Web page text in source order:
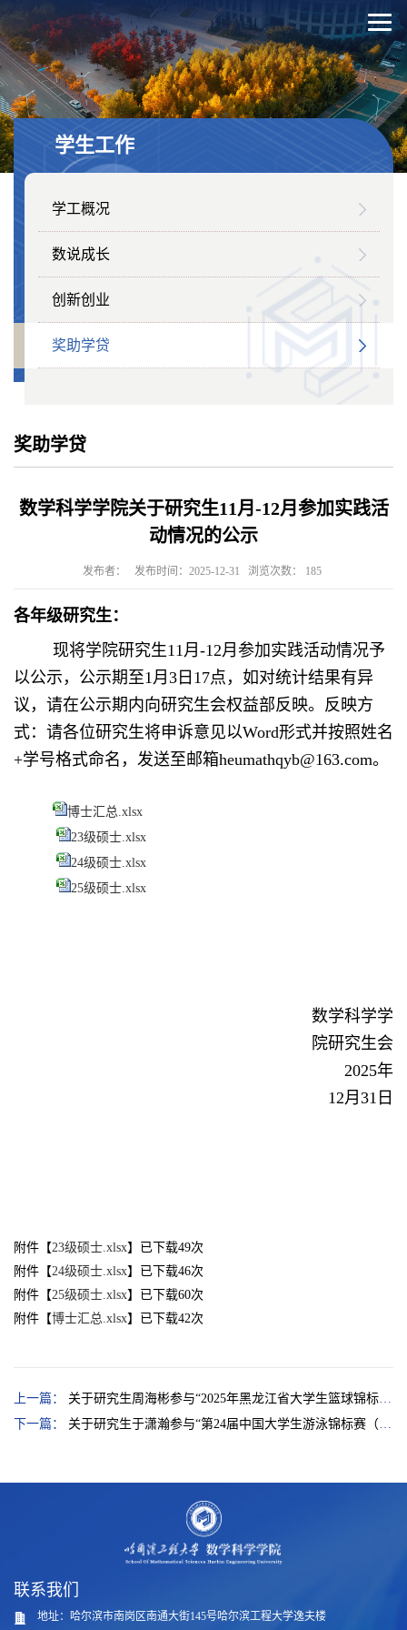
学生工作
学工概况
数说成长
创新创业
奖助学贷
奖助学贷
数学科学学院关于研究生11月-12月参加实践活
动情况的公示
发布者： 发布时间：2025-12-31 浏览次数： 185
各年级研究生：
现将学院研究生11月-12月参加实践活动情况予
以公示，公示期至1月 3 日 17点，如对统计结果有异
议，请在公示期内向研究生会权益部反映。反映方
式：请各位研究生将申诉意见以Word形式并按照姓名
+学号格式命名，发送至邮箱heumathqyb@163.com。
博士汇总.xlsx
23级硕士.xlsx
24级硕士.xlsx
25级硕士.xlsx
数学科学学
院研究生会
2025年
12月 31 日
附件【23级硕士.xlsx】已下载49次
附件【24级硕士.xlsx】已下载46次
附件【25级硕士.xlsx】已下载60次
附件【博士汇总.xlsx】已下载42次
上一篇：
关于研究生周海彬参与“2025年黑龙江省大学生篮球锦标赛暨第28届中国大学生篮球联赛”获奖加分的公示
下一篇：
关于研究生于潇瀚参与“第24届中国大学生游泳锦标赛（北方赛区）”获奖加分的公示
联系我们
地址：哈尔滨市南岗区南通大街145号哈尔滨工程大学逸夫楼